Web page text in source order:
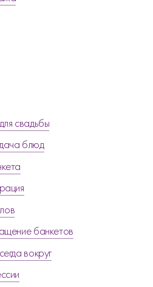
свадьбы
блюд
банкетов
вокруг